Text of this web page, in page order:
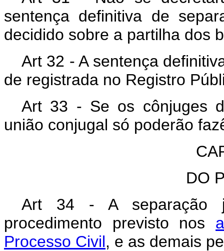
sentença definitiva de
decidido sobre a partilha dos
Art 32 - A sentença
de registrada no Registro
Art 33 - Se os cônjuges
união conjugal só poderão
DO
Art 34 - A separação
procedimento previsto nos
Processo Civil, e as demais